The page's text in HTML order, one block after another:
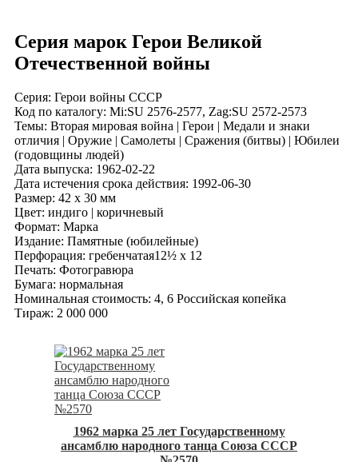
Серия марок Герои Великой
Отечественной войны
Серия: Герои войны СССР
Код по каталогy: Mi:SU 2576-2577, Zag:SU 2572-2573
Темы: Вторая мировая война | Герои | Медали и знаки
отличия | Оружие | Самолеты | Сражения (битвы) | Юбилеи
(годовщины людей)
Дата выпуска: 1962-02-22
Дата истечения срока действия: 1992-06-30
Размер: 42 x 30 мм
Цвет: индиго | коричневый
Формат: Марка
Издание: Памятные (юбилейные)
Перфорация: гребенчатая12½ x 12
Печать: Фотогравюра
Бумага: нормальная
Номинальная стоимость: 4, 6 Российская копейка
Тираж: 2 000 000
1962 марка 25 лет Государственному
ансамблю народного танца Союза СССР